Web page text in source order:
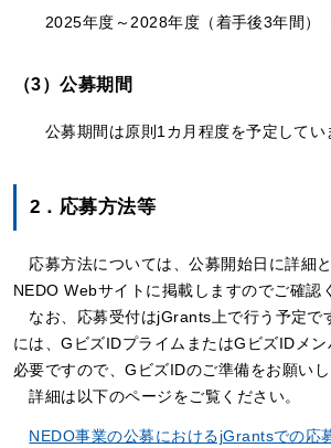
2025年度～2028年度（着手後3年間）
（3）公募期間
公募期間は原則1カ月程度を予定してい
2．応募方法等
応募方法については、公募開始日に詳細
NEDO Webサイトに掲載しますのでご確認
なお、応募受付はjGrants上で行う予定で
には、GビズIDプライムまたはGビズIDメ
必要ですので、GビズIDのご準備をお願いし
詳細は以下のページをご覧ください。
NEDO事業の公募におけるjGrantsでの応